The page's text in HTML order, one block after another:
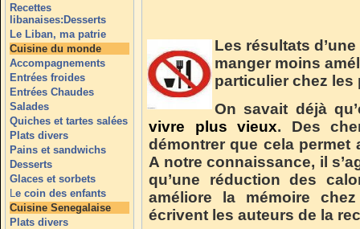
Recettes
libanaises:Desserts
Le Liban, ma patrie
Cuisine du monde
Accompagnements
Entrées froides
Entrées Chaudes
Salades
Quiches et tartes salées
Plats divers
Pains et sandwichs
Desserts
Glaces et sorbets
Le coin des enfants
Cuisine Senegalaise
Plats divers
Les résultats
manger moins
particulier chez les
On savait déjà
vivre plus vieux. Des
démontrer que cela permet
A notre connaissance, il
qu’une réduction des
améliore la mémoire
écrivent les auteurs de la